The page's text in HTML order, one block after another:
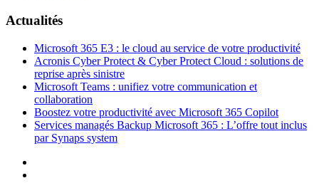
Actualités
Microsoft 365 E3 : le cloud au service de votre productivité
Acronis Cyber Protect & Cyber Protect Cloud : solutions de
reprise après sinistre
Microsoft Teams : unifiez votre communication et
collaboration
Boostez votre productivité avec Microsoft 365 Copilot
Services managés Backup Microsoft 365 : L’offre tout inclus
par Synaps system